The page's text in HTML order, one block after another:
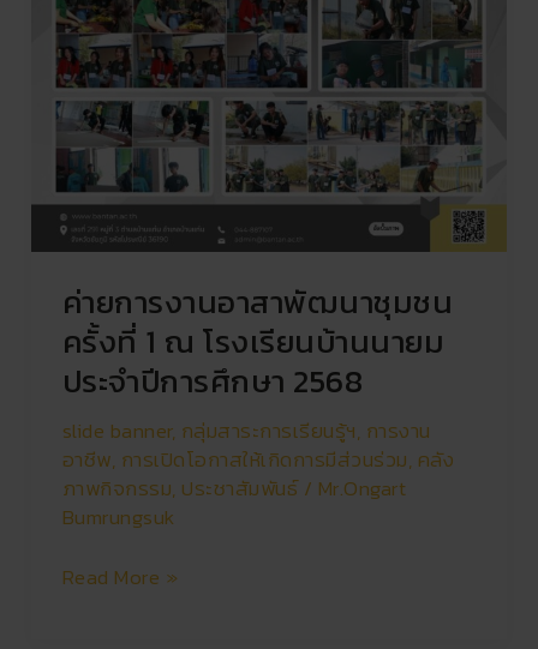
ค่ายการงานอาสาพัฒนาชุมชน
ครั้งที่ 1 ณ โรงเรียนบ้านนายม
ประจำปีการศึกษา 2568
slide banner, กลุ่มสาระการเรียนรู้ฯ, การงาน
อาชีพ, การเปิดโอกาสให้เกิดการมีส่วนร่วม, คลัง
ภาพกิจกรรม, ประชาสัมพันธ์/ Mr.Ongart
Bumrungsuk
Read More »